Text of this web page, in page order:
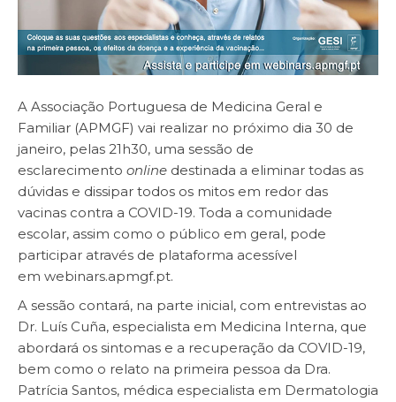
A Associação Portuguesa de Medicina Geral e
Familiar (APMGF) vai realizar no próximo dia 30 de
janeiro, pelas 21h30, uma sessão de
esclarecimento online destinada a eliminar todas as
dúvidas e dissipar todos os mitos em redor das
vacinas contra a COVID-19. Toda a comunidade
escolar, assim como o público em geral, pode
participar através de plataforma acessível
em webinars.apmgf.pt.
A sessão contará, na parte inicial, com entrevistas ao
Dr. Luís Cuña, especialista em Medicina Interna, que
abordará os sintomas e a recuperação da COVID-19,
bem como o relato na primeira pessoa da Dra.
Patrícia Santos, médica especialista em Dermatologia